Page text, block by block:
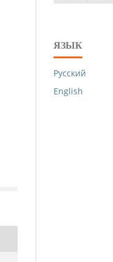
ЯЗЫК
Русский
English